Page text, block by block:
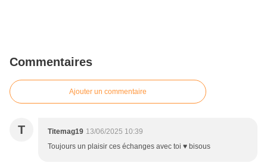
Commentaires
Ajouter un commentaire
T Titemag19 13/06/2025 10:39
Toujours un plaisir ces échanges avec toi ♥ bisous